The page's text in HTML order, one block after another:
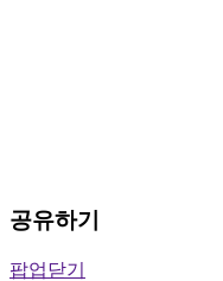
공유하기
팝업닫기